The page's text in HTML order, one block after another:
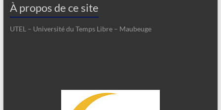
À propos de ce site
UTEL – Université du Temps Libre – Maubeuge